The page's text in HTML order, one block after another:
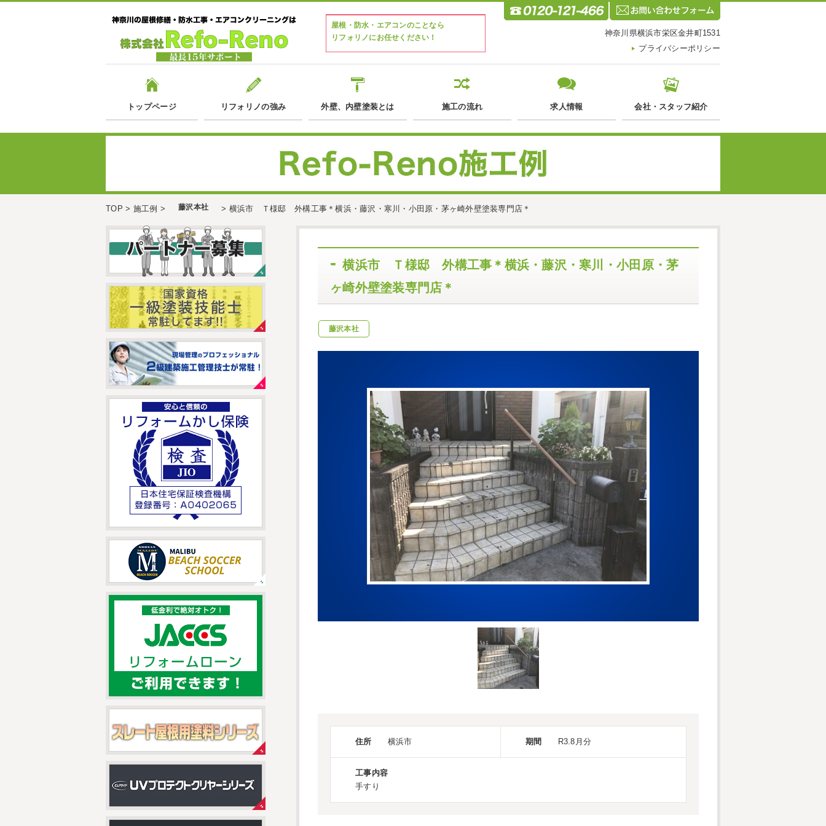
屋根・防水・エアコンのことなら
リフォリノにお任せください！
神奈川県横浜市栄区金井町1531
プライバシーポリシー
トップページ リフォリノの強み 外壁、内壁塗装とは 施工の流れ 求人情報 会社・スタッフ紹介
TOP > 施工例 > 藤沢本社 > 横浜市 Ｔ様邸 外構工事＊横浜・藤沢・寒川・小田原・茅ヶ崎外壁塗装専門店＊
横浜市 Ｔ様邸 外構工事＊横浜・藤沢・寒川・小田原・茅
ヶ崎外壁塗装専門店＊
藤沢本社
住所 横浜市 期間 R3.8月分
工事内容
手すり